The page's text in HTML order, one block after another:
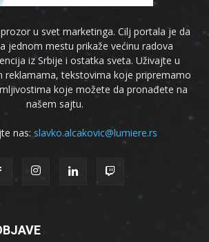
u svet marketinga. Cilj portala je da
jednom mestu prikaže većinu radova
iz Srbije i ostatka sveta. Uživajte u
reklamama, tekstovima koje pripremamo
koje možete da pronađete na
našem sajtu.
nas: slavko.alcakovic@lumiere.rs